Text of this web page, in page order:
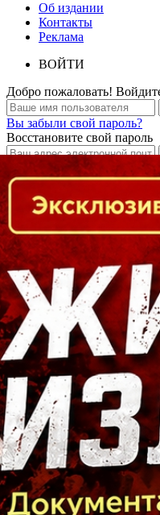
Об издании
Контакты
Реклама
ВОЙТИ
Добро пожаловать!
Вы забыли свой пароль?
Восстановите свой пароль
Кто есть кто в